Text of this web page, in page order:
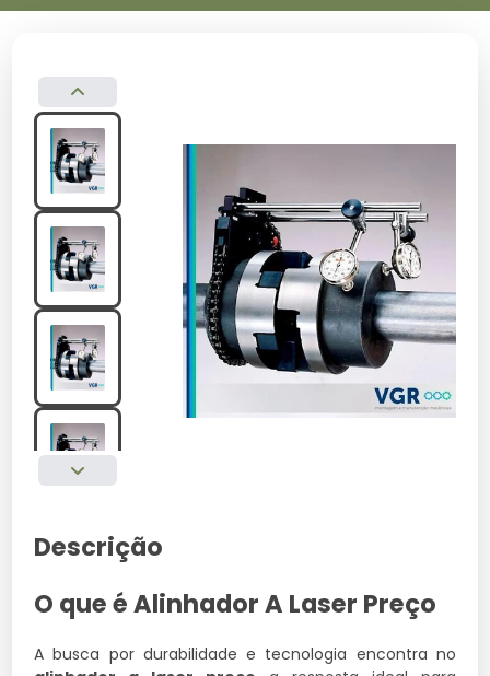
Descrição
O que é Alinhador A Laser Preço
A busca por durabilidade e tecnologia encontra no